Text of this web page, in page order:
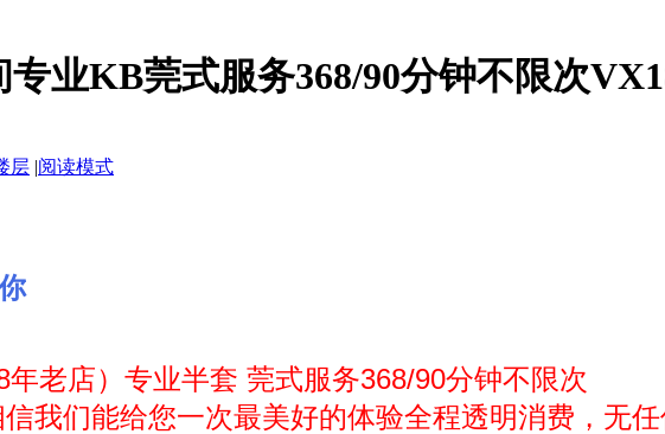
业KB莞式服务368/90分钟不限次
层 |阅读模式
老店）专业半套 莞式服务368/90分钟不限次
我们能给您一次最美好的体验全程透明消费，无任